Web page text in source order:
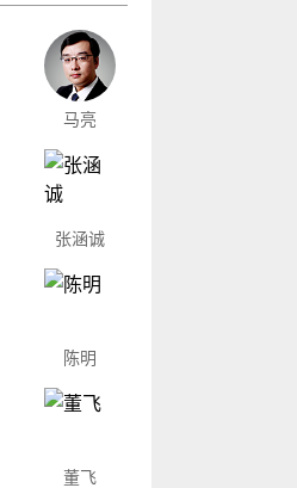
马亮
张涵诚
陈明
董飞